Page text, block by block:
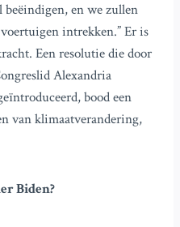
beëindigen, en we zullen
intrekken.” Er is
Een resolutie die door
Alexandria
bood een
van klimaatverandering,
Biden?